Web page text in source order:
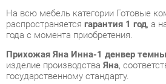
изделие производства
государственному стандарту.
Надеемся, вы останетесь довольны
использования, который поможет
будущим покупателям.